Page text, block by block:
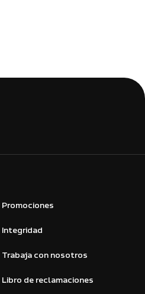
Promociones
Integridad
Trabaja con nosotros
Libro de reclamaciones